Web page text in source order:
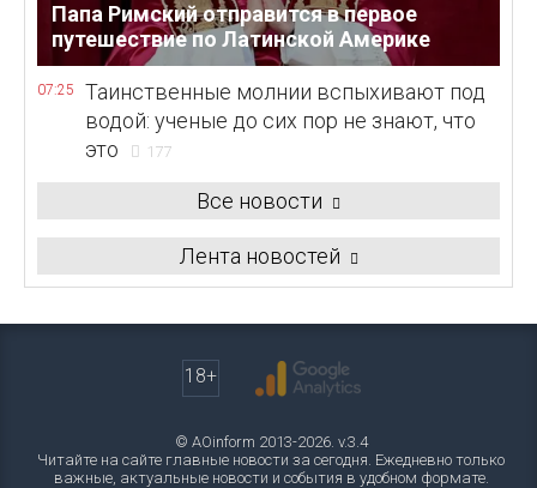
Папа Римский отправится в первое
путешествие по Латинской Америке
07:25
Таинственные молнии вспыхивают под
водой: ученые до сих пор не знают, что
это
177
Все новости
Лента новостей
18+
© AOinform 2013-2026. v.3.4
Читайте на сайте главные новости за сегодня. Ежедневно только
важные, актуальные новости и события в удобном формате.